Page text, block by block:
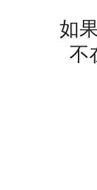
如
不